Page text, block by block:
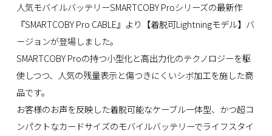
人気モバイルバッテリーSMARTCOBY Proシリーズの最新作
『SMARTCOBY Pro CABLE』より【着脱可Lightningモデル】バ
ージョンが登場しました。
SMARTCOBY Proの持つ小型化と高出力化のテクノロジーを駆
使しつつ、人気の残量表示と傷つきにくいシボ加工を施した商
品です。
お客様のお声を反映した着脱可能なケーブル一体型、かつ超コ
ンパクトなカードサイズのモバイルバッテリーでライフスタイ